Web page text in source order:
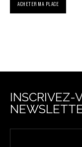
ACHETER MA PLACE
INSCRIVEZ-